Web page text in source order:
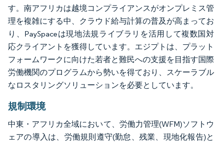
す。南アフリカは越境コンプライアンスがオンプレミス管
理を複雑にする中、クラウド給与計算の普及が高まってお
り、PaySpaceは現地法規ライブラリを活用して複数国対
応クライアントを獲得しています。エジプトは、プラット
フォームワークに向けた若者と難民への支援を目指す国際
労働機関のプログラムから勢いを得ており、スケーラブル
なロスタリングソリューションを必要としています。
規制環境
中東・アフリカ全域において、労働力管理(WFM)ソフトウ
ェアの導入は、労働規則遵守(勤怠、残業、現地化報告)と